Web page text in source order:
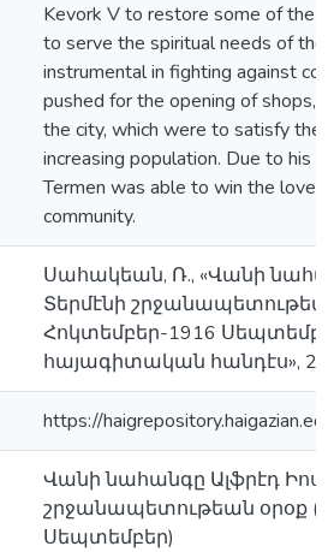
Kevork V to restore some of the
to serve the spiritual needs of the
instrumental in fighting against
pushed for the opening of shops,
the city, which were to satisfy the
increasing population. Due to his
Termen was able to win the love
community.
Սահակեան, Ռ., «Վանի
Տերմէնի
Հոկտեմբեր-1916
հայագիտական հանդէս»,
https://
Վանի նահանգը Ալֆրէդ
շրջանապետութեան օրօք
Սեպտեմբեր)